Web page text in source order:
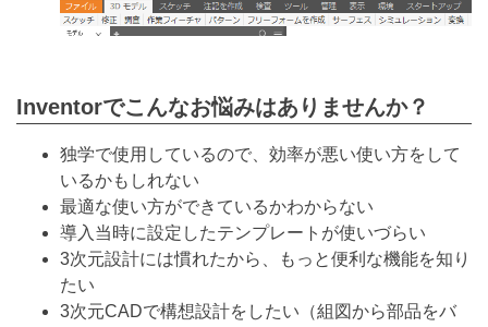
Inventorでこんなお悩みはありませんか？
独学で使用しているので、効率が悪い使い方をして
いるかもしれない
最適な使い方ができているかわからない
導入当時に設定したテンプレートが使いづらい
3次元設計には慣れたから、もっと便利な機能を知り
たい
3次元CADで構想設計をしたい（組図から部品をバ